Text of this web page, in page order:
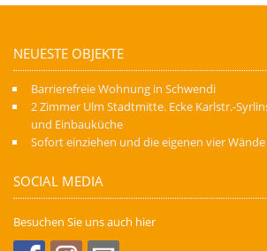
NEUESTE OBJEKTE
Barrierefreie Wohnung in Schwendi
2 Zimmer Ulm Stadtmitte. Ecke Karlstr.-
und Einbauküche
Sofort einziehen und die eigenen vier
SOCIAL MEDIA
Besuchen Sie uns auch hier